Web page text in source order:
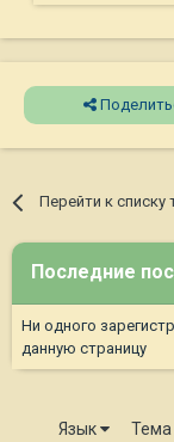
Перейти к списку
Последние
Ни одного
данную страницу
Язык Тема